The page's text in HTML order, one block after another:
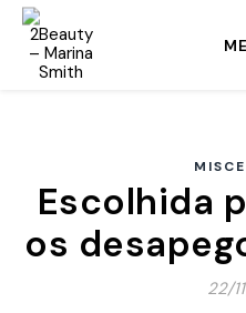
Escolhida
os
22/